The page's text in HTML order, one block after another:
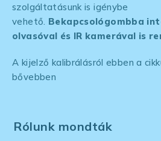
szolgáltatásunk is igénybe
vehető. Bekapcsológombba
olvasóval és IR kamerával is
A kijelző kalibrálásról ebben a
bővebben
Rólunk mondták